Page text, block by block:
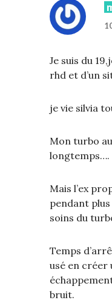
Je suis du
rhd et d’un
je vie silvia
Mon turbo
longtemps….
Mais l’ex
pendant
soins du
Temps
usé en créer
bruit.